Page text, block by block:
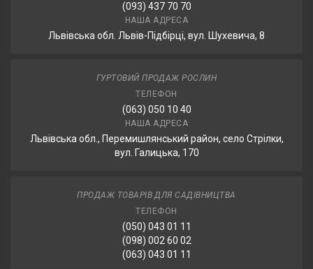
(093) 437 70 70
НАША АДРЕСА
Львівська обл. Львів-Підбірці, вул. Шухевича, 8
ГУРТОВИЙ ПРОДАЖ РОСЛИН
ТЕЛЕФОН
(063) 050 10 40
НАША АДРЕСА
Львівська обл., Перемишлянський район, село Стрілки,
вул. Галицька, 170
ПРОДАЖ ТОВАРІВ ДЛЯ САДІВНИЦТВА
ТЕЛЕФОН
(050) 043 01 11
(098) 002 60 02
(063) 043 01 11